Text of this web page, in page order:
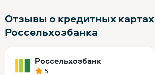
Отзывы о кредитных картах
Россельхозбанка
Россельхозбанк
5